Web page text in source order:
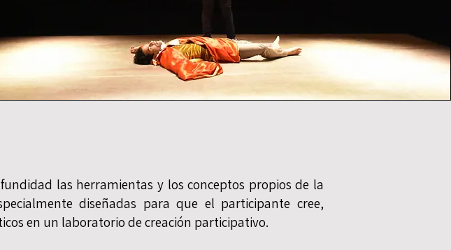
las herramientas y los conceptos propios de la
diseñadas para que el participante cree,
en un laboratorio de creación participativo.